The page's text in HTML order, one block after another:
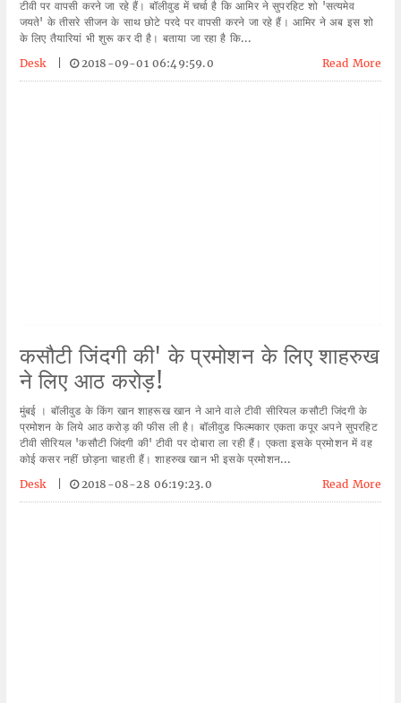
टीवी पर वापसी करने जा रहे हैं। बॉलीवुड में चर्चा है कि आमिर ने सुपरहिट शो 'सत्यमेव
जयते' के तीसरे सीजन के साथ छोटे परदे पर वापसी करने जा रहे हैं। आमिर ने अब इस शो
के लिए तैयारियां भी शुरू कर दी है। बताया जा रहा है कि...
Desk
2018-09-01 06:49:59.0 Read More
कसौटी जिंदगी की' के प्रमोशन के लिए शाहरुख
ने लिए आठ करोड़!
मुंबई । बॉलीवुड के किंग खान शाहरूख खान ने आने वाले टीवी सीरियल कसौटी जिंदगी के
प्रमोशन के लिये आठ करोड़ की फीस ली है। बॉलीवुड फिल्मकार एकता कपूर अपने सुपरहिट
टीवी सीरियल 'कसौटी जिंदगी की' टीवी पर दोबारा ला रही हैं। एकता इसके प्रमोशन में वह
कोई कसर नहीं छोड़ना चाहती हैं। शाहरुख खान भी इसके प्रमोशन...
Desk
2018-08-28 06:19:23.0 Read More